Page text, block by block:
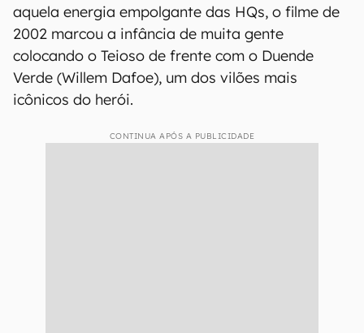
aquela energia empolgante das HQs, o filme de
2002 marcou a infância de muita gente
colocando o Teioso de frente com o Duende
Verde (Willem Dafoe), um dos vilões mais
icônicos do herói.
CONTINUA APÓS A PUBLICIDADE